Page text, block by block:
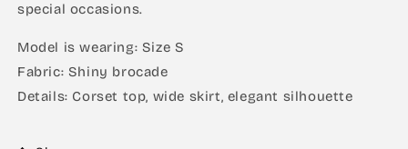
special occasions.
Model is wearing: Size S
Fabric: Shiny brocade
Details: Corset top, wide skirt, elegant silhouette